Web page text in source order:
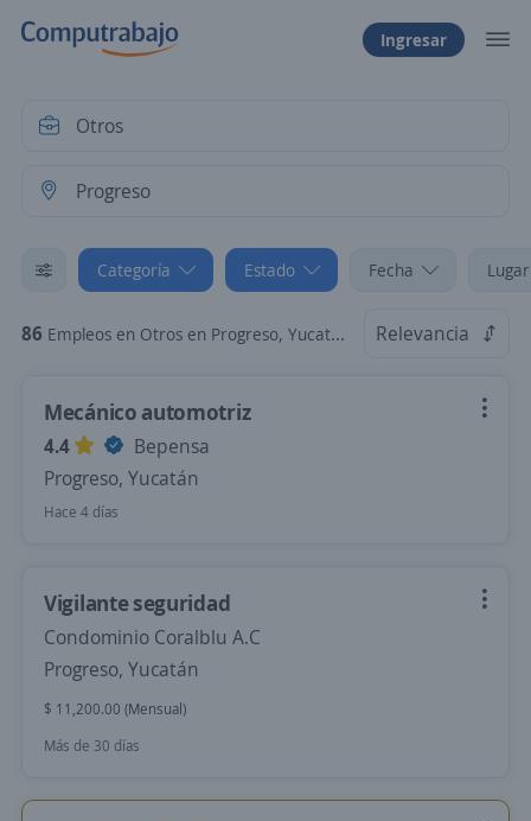
Ingresar
Categoría Estado Fecha
86 Empleos en Otros en Progreso, Yucatán Relevancia
Mecánico automotriz
4.4
Bepensa
Progreso, Yucatán
Hace 4 días
Vigilante seguridad
Condominio Coralblu A.C
Progreso, Yucatán
$ 11,200.00 (Mensual)
Más de 30 días